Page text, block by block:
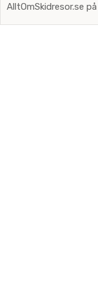
AlltOmSkidresor.se